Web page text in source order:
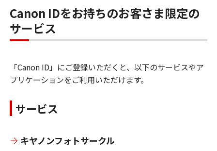
Canon IDをお持ちのお客さま限定の
サービス
「Canon ID」にご登録いただくと、以下のサービスやア
プリケーションをご利用いただけます。
サービス
キヤノンフォトサークル